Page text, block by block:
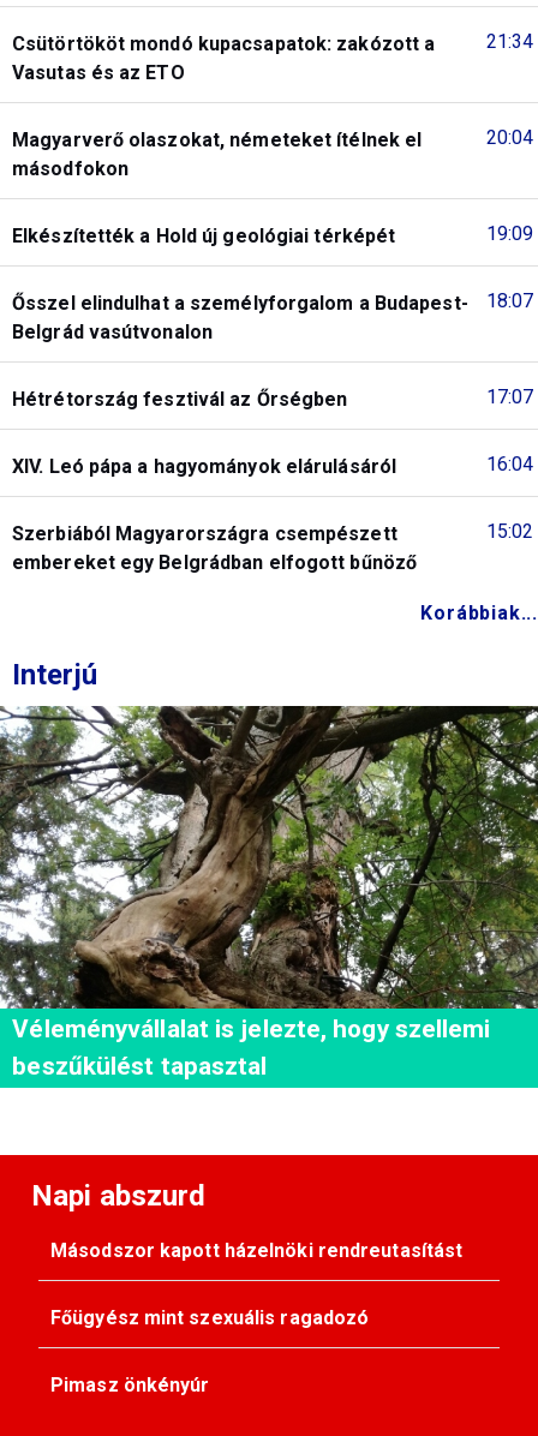
21:34
Csütörtököt mondó kupacsapatok: zakózott a
Vasutas és az ETO
20:04
Magyarverő olaszokat, németeket ítélnek el
másodfokon
19:09
Elkészítették a Hold új geológiai térképét
18:07
Ősszel elindulhat a személyforgalom a Budapest-
Belgrád vasútvonalon
17:07
Hétrétország fesztivál az Őrségben
16:04
XIV. Leó pápa a hagyományok elárulásáról
15:02
Szerbiából Magyarországra csempészett
embereket egy Belgrádban elfogott bűnöző
Korábbiak...
Interjú
Véleményvállalat is jelezte, hogy szellemi
beszűkülést tapasztal
Napi abszurd
Másodszor kapott házelnöki rendreutasítást
Főügyész mint szexuális ragadozó
Pimasz önkényúr